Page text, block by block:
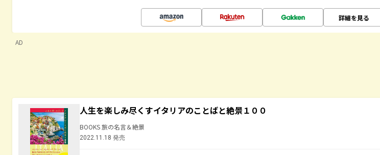
詳細を見る
AD
人生を楽しみ尽くすイタリアのことばと絶景１００
BOOKS 旅の名言＆絶景
2022.11.18 発売